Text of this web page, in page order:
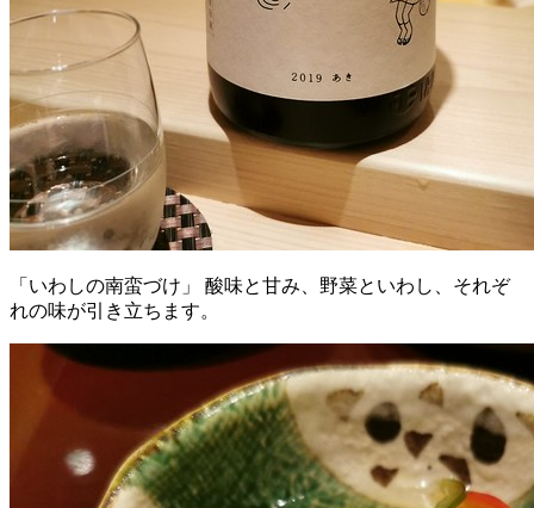
「いわしの南蛮づけ」 酸味と甘み、野菜といわし、それぞ
れの味が引き立ちます。